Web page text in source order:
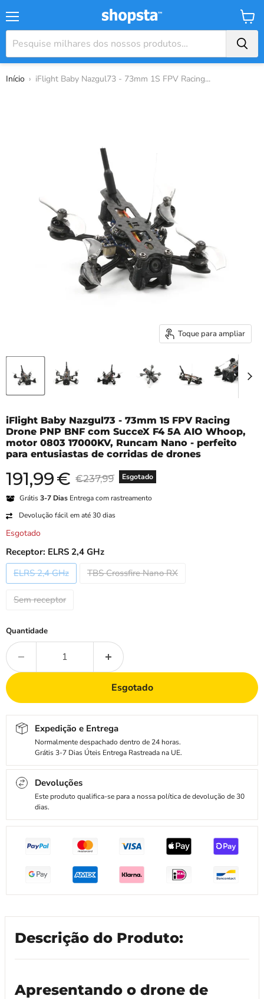
Início › iFlight Baby Nazgul73 - 73mm 1S FPV Racing...
Toque para ampliar
iFlight Baby Nazgul73 - 73mm 1S FPV Racing
Drone PNP BNF com SucceX F4 5A AIO Whoop,
motor 0803 17000KV, Runcam Nano - perfeito
para entusiastas de corridas de drones
Esgotado
Preço atual
191,99€ Preço original
€237,99
Grátis3-7 Dias Entrega com rastreamento
Devolução fácil em até 30 dias
Esgotado
Receptor: ELRS 2,4 GHz
ELRS 2,4 GHz
TBS Crossfire Nano RX
Sem receptor
Quantidade
Esgotado
Expedição e Entrega
Normalmente despachado dentro de 24 horas.
Grátis 3-7 Dias Úteis Entrega Rastreada na UE.
Devoluções
Este produto qualifica-se para a nossa política de devolução de 30
dias.
Descrição do Produto:
Apresentando o drone de